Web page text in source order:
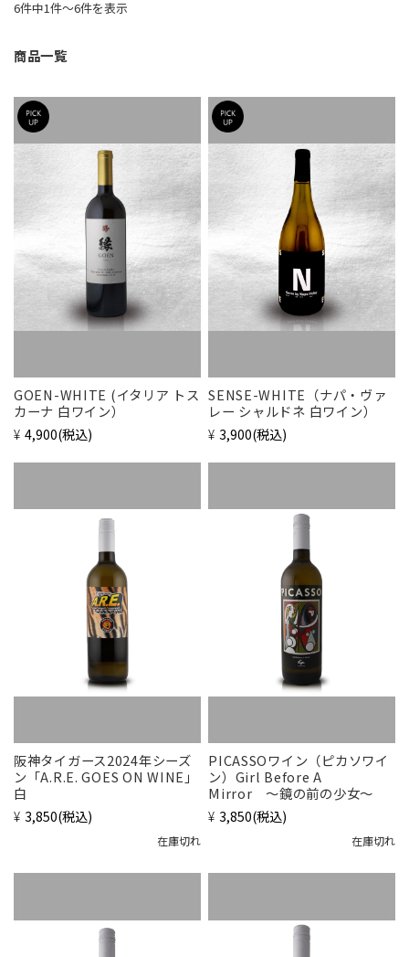
6件中1件〜6件を表示
商品一覧
GOEN-WHITE (イタリア トス
カーナ 白ワイン）
¥4,900(税込)
SENSE-WHITE（ナパ・ヴァ
レー シャルドネ 白ワイン）
¥3,900(税込)
阪神タイガース2024年シーズ
ン「A.R.E. GOES ON WINE」
白
¥3,850(税込)
在庫切れ
PICASSOワイン（ピカソワイ
ン）Girl Before A
Mirror 〜鏡の前の少女〜
¥3,850(税込)
在庫切れ